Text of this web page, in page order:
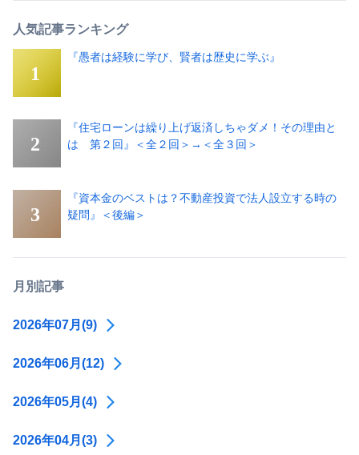
人気記事ランキング
『愚者は経験に学び、賢者は歴史に学ぶ』
『住宅ローンは繰り上げ返済しちゃダメ！その理由と
は 第２回』＜全２回＞→＜全３回＞
『資本金のベストは？不動産投資で法人設立する時の
疑問』＜後編＞
月別記事
2026年07月(9)
2026年06月(12)
2026年05月(4)
2026年04月(3)